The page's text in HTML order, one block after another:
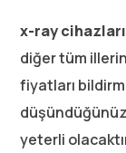
x-ray
diğer tüm
fiyatları
yeterli